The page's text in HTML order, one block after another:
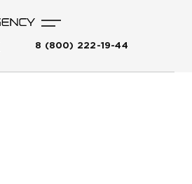
8 (800) 222-19-44